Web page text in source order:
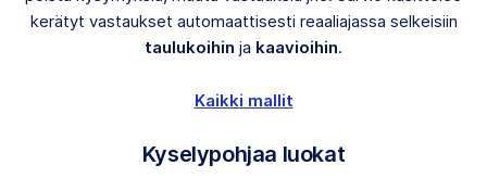
kerätyt vastaukset automaattisesti reaaliajassa selkeisiin
taulukoihin ja kaavioihin.
Kaikki mallit
Kyselypohjaa luokat